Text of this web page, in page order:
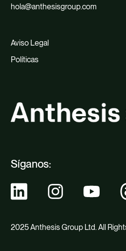
Síganos:
2025 Anthesis Group Ltd. All
hola@anthesisgroup.com
Aviso Legal
Políticas